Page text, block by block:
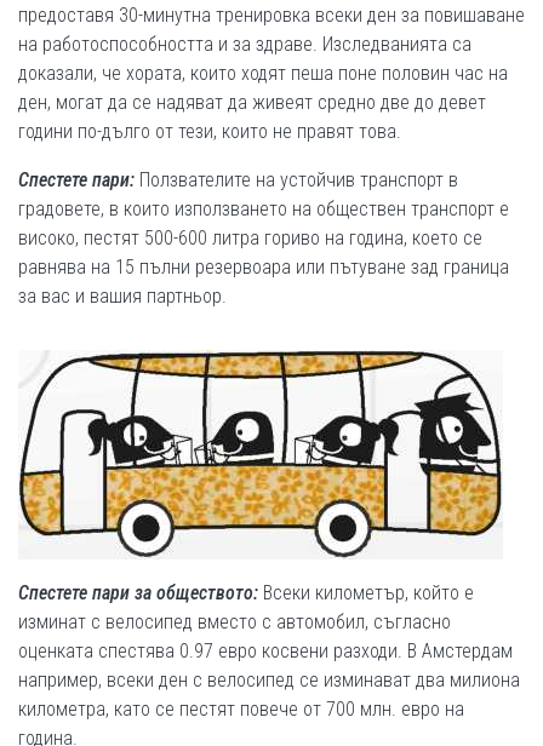
предоставя 30-минутна тренировка всеки ден за повишаване
на работоспособността и за здраве. Изследванията са
доказали, че хората, които ходят пеша поне половин час на
ден, могат да се надяват да живеят средно две до девет
години по-дълго от тези, които не правят това.
Спестете пари: Ползвателите на устойчив транспорт в
градовете, в които използването на обществен транспорт е
високо, пестят 500-600 литра гориво на година, което се
равнява на 15 пълни резервоара или пътуване зад граница
за вас и вашия партньор.
Спестете пари за обществото: Всеки километър, който е
изминат с велосипед вместо с автомобил, съгласно
оценката спестява 0.97 евро косвени разходи. В Амстердам
например, всеки ден с велосипед се изминават два милиона
километра, като се пестят повече от 700 млн. евро на
година.